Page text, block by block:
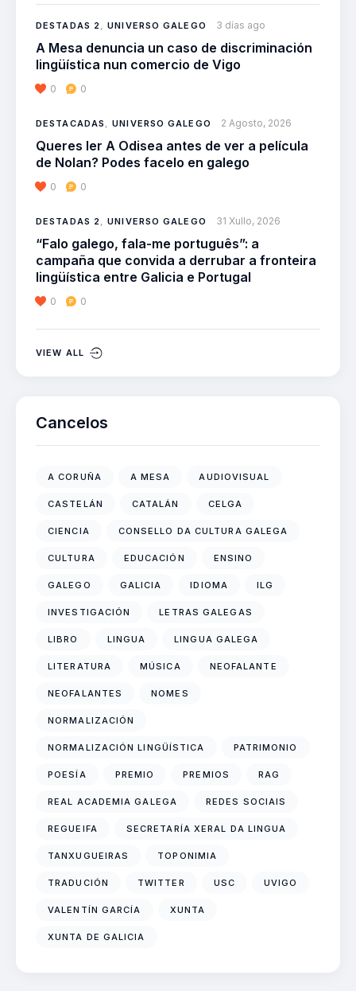
DESTADAS 2,UNIVERSO GALEGO 3 días ago
A Mesa denuncia un caso de discriminación
lingüística nun comercio de Vigo
0 0
DESTACADAS ,UNIVERSO GALEGO 2 Agosto, 2026
Queres ler A Odisea antes de ver a película
de Nolan? Podes facelo en galego
0 0
DESTADAS 2,UNIVERSO GALEGO 31 Xullo, 2026
“Falo galego, fala-me português”: a
campaña que convida a derrubar a fronteira
lingüística entre Galicia e Portugal
0 0
VIEW ALL
Cancelos
A CORUÑA A MESA AUDIOVISUAL
CASTELÁN CATALÁN CELGA
CIENCIA CONSELLO DA CULTURA GALEGA
CULTURA EDUCACIÓN ENSINO
GALEGO GALICIA IDIOMA ILG
INVESTIGACIÓN LETRAS GALEGAS
LIBRO LINGUA LINGUA GALEGA
LITERATURA MÚSICA NEOFALANTE
NEOFALANTES NOMES
NORMALIZACIÓN
NORMALIZACIÓN LINGÜÍSTICA PATRIMONIO
POESÍA PREMIO PREMIOS RAG
REAL ACADEMIA GALEGA REDES SOCIAIS
REGUEIFA SECRETARÍA XERAL DA LINGUA
TANXUGUEIRAS TOPONIMIA
TRADUCIÓN TWITTER USC UVIGO
VALENTÍN GARCÍA XUNTA
XUNTA DE GALICIA